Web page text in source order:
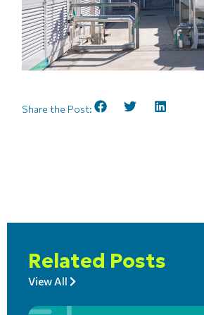
Share the Post:
Related Posts
View All